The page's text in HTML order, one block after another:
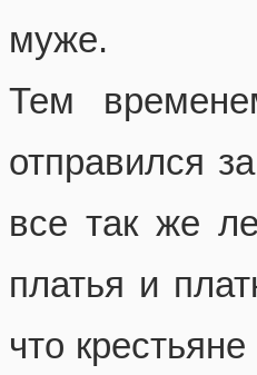
муже.
Тем
отправился
все так же
платья и
что